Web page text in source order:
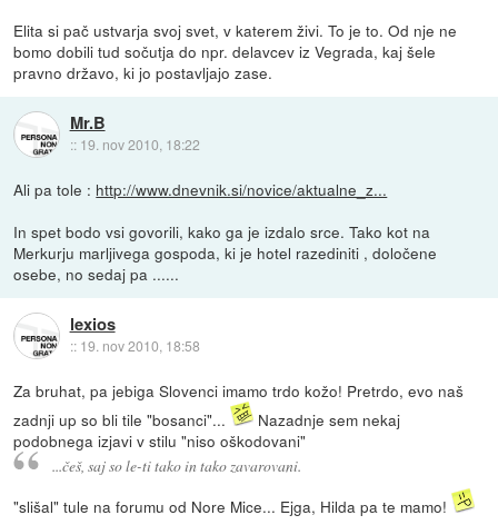
Elita si pač ustvarja svoj svet, v katerem živi. To je to. Od nje ne
bomo dobili tud sočutja do npr. delavcev iz Vegrada, kaj šele
pravno državo, ki jo postavljajo zase.
Mr.B
:: 19. nov 2010, 18:22
Ali pa tole : http://www.dnevnik.si/novice/aktualne_z...
In spet bodo vsi govorili, kako ga je izdalo srce. Tako kot na
Merkurju marljivega gospoda, ki je hotel razediniti , določene
osebe, no sedaj pa ......
lexios
:: 19. nov 2010, 18:58
Za bruhat, pa jebiga Slovenci imamo trdo kožo! Pretrdo, evo naš
zadnji up so bli tile "bosanci"...
Nazadnje sem nekaj
podobnega izjavi v stilu "niso oškodovani"
...češ, saj so le-ti tako in tako zavarovani.
"slišal" tule na forumu od Nore Mice... Ejga, Hilda pa te mamo!